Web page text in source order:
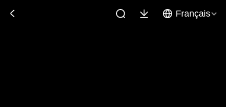
Français